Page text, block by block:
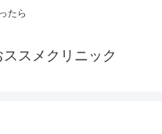
たら
スメクリニック